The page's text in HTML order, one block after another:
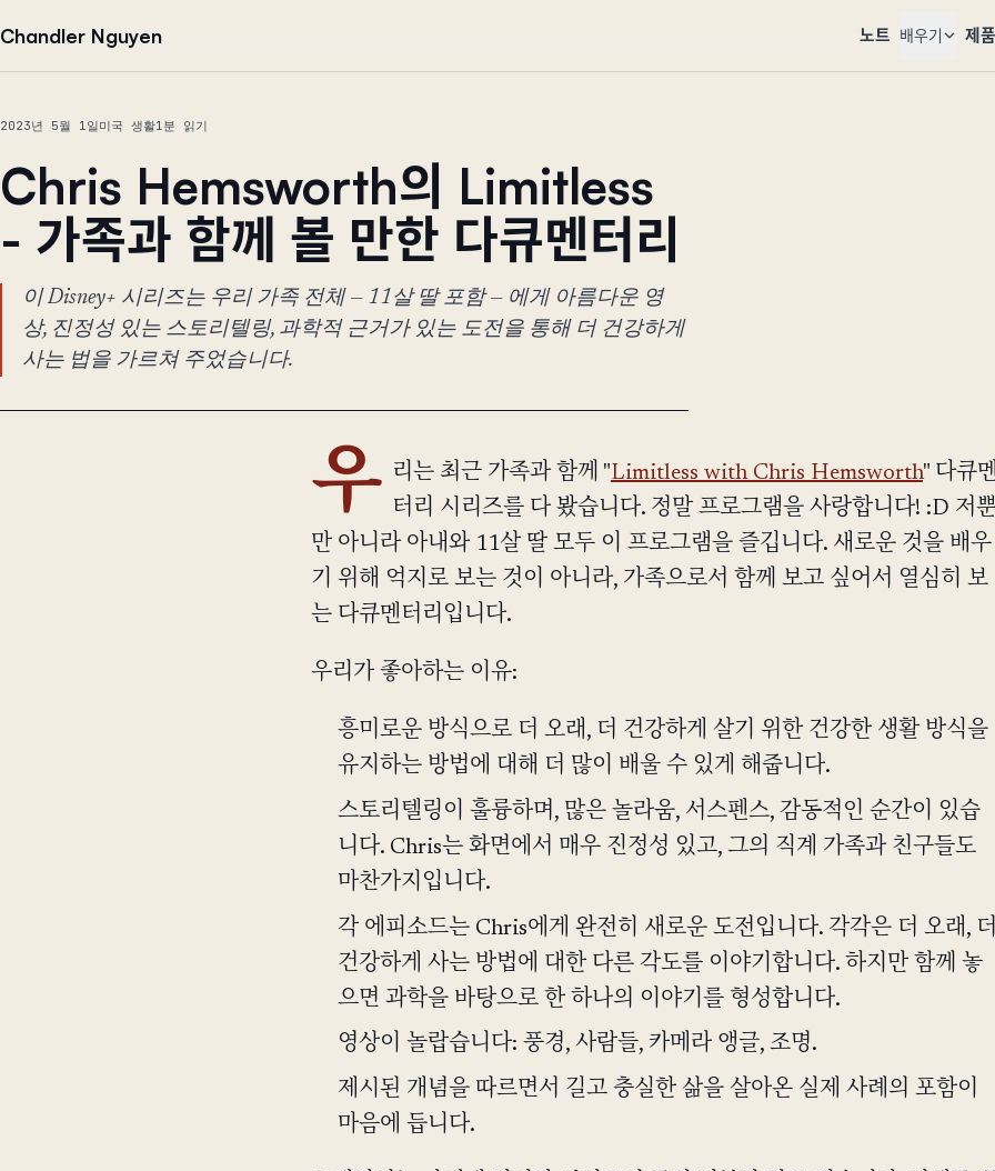
Chandler Nguyen 노트 배우기 제품
2023년 5월 1일미국 생활1분 읽기
Chris Hemsworth의 Limitless
- 가족과 함께 볼 만한 다큐멘터리
이 Disney+ 시리즈는 우리 가족 전체 — 11살 딸 포함 — 에게 아름다운 영
상, 진정성 있는 스토리텔링, 과학적 근거가 있는 도전을 통해 더 건강하게
사는 법을 가르쳐 주었습니다.
우 리는 최근 가족과 함께 "Limitless with Chris Hemsworth" 다큐
터리 시리즈를 다 봤습니다. 정말 프로그램을 사랑합니다! :D 저
만 아니라 아내와 11살 딸 모두 이 프로그램을 즐깁니다. 새로운 것을 배우
기 위해 억지로 보는 것이 아니라, 가족으로서 함께 보고 싶어서 열심히 보
는 다큐멘터리입니다.
우리가 좋아하는 이유:
흥미로운 방식으로 더 오래, 더 건강하게 살기 위한 건강한 생활 방식을
유지하는 방법에 대해 더 많이 배울 수 있게 해줍니다.
스토리텔링이 훌륭하며, 많은 놀라움, 서스펜스, 감동적인 순간이 있습
니다. Chris는 화면에서 매우 진정성 있고, 그의 직계 가족과 친구들도
마찬가지입니다.
각 에피소드는 Chris에게 완전히 새로운 도전입니다. 각각은 더 오래,
건강하게 사는 방법에 대한 다른 각도를 이야기합니다. 하지만 함께 놓
으면 과학을 바탕으로 한 하나의 이야기를 형성합니다.
영상이 놀랍습니다: 풍경, 사람들, 카메라 앵글, 조명.
제시된 개념을 따르면서 길고 충실한 삶을 살아온 실제 사례의 포함이
마음에 듭니다.